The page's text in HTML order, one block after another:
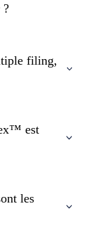
?
filing,
est
les